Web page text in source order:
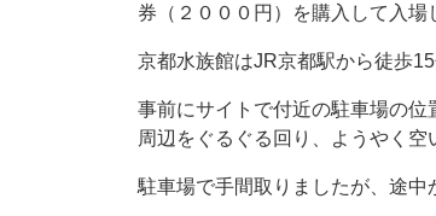
券（２０００円）を購入して入場
京都水族館はJR京都駅から徒歩
事前にサイトで付近の駐車場の
周辺をぐるぐる回り、ようやく空
駐車場で手間取りましたが、途中